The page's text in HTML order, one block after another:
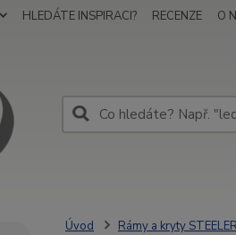
HLEDÁTE INSPIRACI? RECENZE O
Úvod Rámy a kryty STEELER